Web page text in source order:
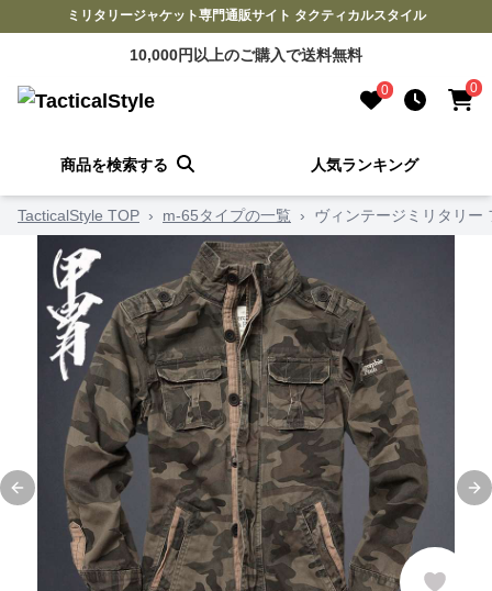
ミリタリージャケット専門通販サイト タクティカルスタイル
10,000円以上のご購入で送料無料
0 0
商品を検索する 人気ランキング
TacticalStyle TOP › m-65タイプの一覧 › ヴィンテージミリタリー
Previous slide